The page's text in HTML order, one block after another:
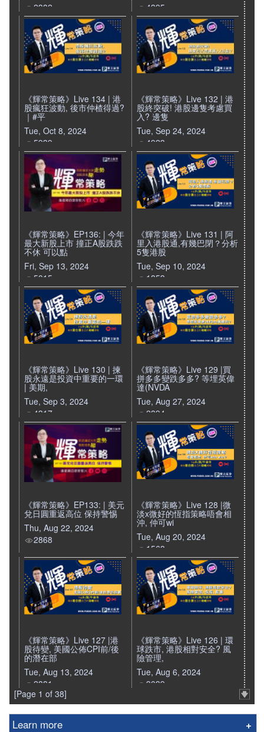
2382
4395
《輝常策略》Live 134 | 港
股瘋狂波動, 後市仲楂得過?
｜#平
Tue, Oct 8, 2024
5939
《輝常策略》Live 132 | 港
股終突破! 港股邊隻考慮買
入? 邊隻
Tue, Sep 24, 2024
4923
《輝常策略》EP136: | 今年
最大新股上市 撞正A股跌跌
不休 可以點
Fri, Sep 13, 2024
5015
《輝常策略》Live 131 | 阿
里入港股通,有幾巴閉？分析
5隻港股
Tue, Sep 10, 2024
1853
《輝常策略》Live 130 | 揀
股永遠是投資中重要的一環
| 美期,
Tue, Sep 3, 2024
4317
《輝常策略》Live 129 |買
拼多多變跌多多? 等埋英偉
達(NVDA
Tue, Aug 27, 2024
2894
《輝常策略》EP133: | 美元
兌日圓重返高位 保持警惕
Thu, Aug 22, 2024
2868
《輝常策略》Live 128 |微
淡x微好的恆指策略唔會相
沖, 仲可wi
Tue, Aug 20, 2024
1568
《輝常策略》Live 127 |港
股待變, 美國公佈CPI前/後
的潛在部
Tue, Aug 13, 2024
2881
《輝常策略》Live 126 | 環
球跌市, 港股相對安全? 風
險管理,
Tue, Aug 6, 2024
3039
[Page 1 of 38]
Learn more